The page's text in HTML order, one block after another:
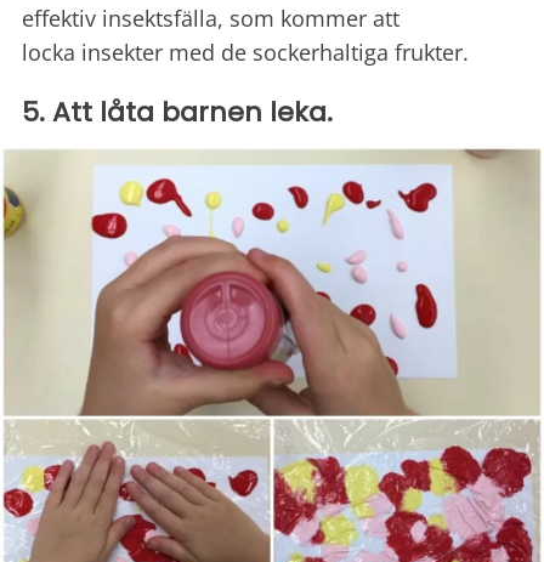
effektiv insektsfälla, som kommer att
locka insekter med de sockerhaltiga frukter.
5. Att låta barnen leka.